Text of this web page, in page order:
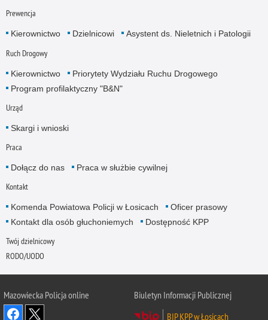
Prewencja
Kierownictwo Dzielnicowi Asystent ds. Nieletnich i Patologii
Ruch Drogowy
Kierownictwo
Priorytety Wydziału Ruchu Drogowego
Program profilaktyczny "B&N"
Urząd
Skargi i wnioski
Praca
Dołącz do nas Praca w służbie cywilnej
Kontakt
Komenda Powiatowa Policji w Łosicach
Oficer prasowy
Kontakt dla osób głuchoniemych
Dostępność KPP
Twój dzielnicowy
RODO/UODO
Mazowiecka Policja online
Biuletyn Informacji Publicznej
BIP KPP w Łosicach